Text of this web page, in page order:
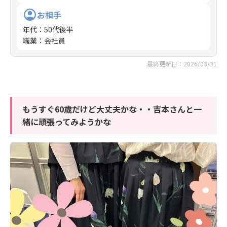
お相手
年代 ： 50代後半
職業 ： 会社員
最終更新日：2026/03/31
もうすぐ60歳だけど大丈夫かな・・吉本さんと一
緒に頑張ってみようかな